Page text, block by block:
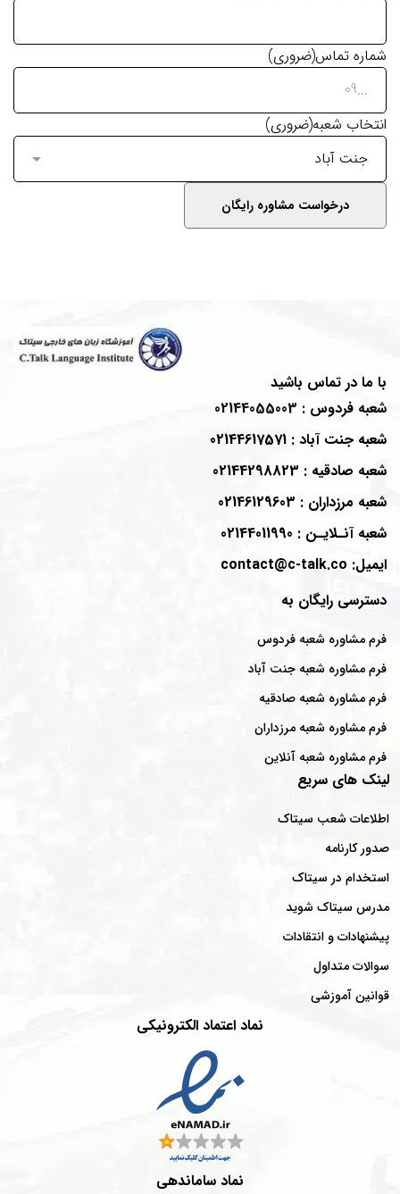
شماره تماس(ضروری)
انتخاب شعبه(ضروری)
با ما در تماس باشید
شعبه فردوس : 02144055003
شعبه جنت آباد : 02144617571
شعبه صادقیه : 02144298823
شعبه مرزداران : 02146129603
شعبهآنـلایـن : 02144011990
ایمیل: contact@c-talk.co
دسترسی رایگان به
فرم مشاوره شعبه فردوس
فرم مشاوره شعبه جنت آباد
فرم مشاوره شعبه صادقیه
فرم مشاوره شعبه مرزداران
فرم مشاوره شعبه آنلاین
لینک های سریع
اطلاعات شعب سیتاک
صدور کارنامه
استخدام در سیتاک
مدرس سیتاک شوید
پیشنهادات و انتقادات
سوالات متداول
قوانین آموزشی
نماد اعتماد الکترونیکی
نماد ساماندهی